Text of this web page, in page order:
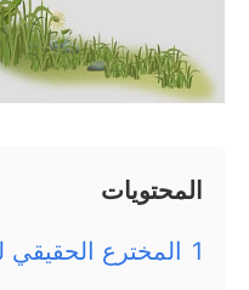
المحتويات
1 المخترع الحقيقي